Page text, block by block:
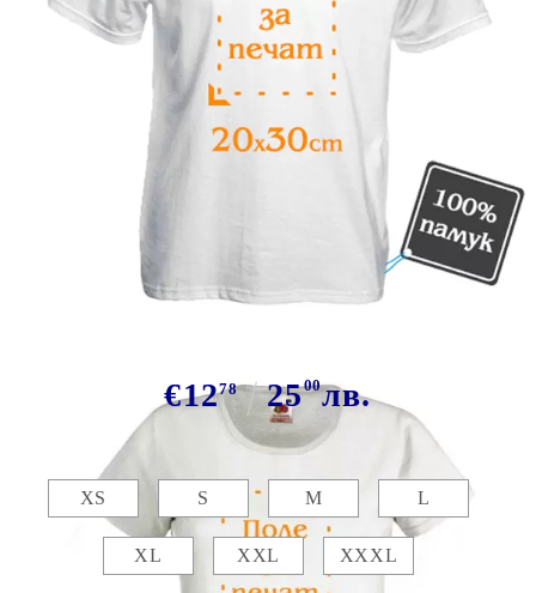
Бяла тениска със снимка 20х30см
€1278 2500лв.
Таблица с размери
XS S M L
XL XXL XXXL